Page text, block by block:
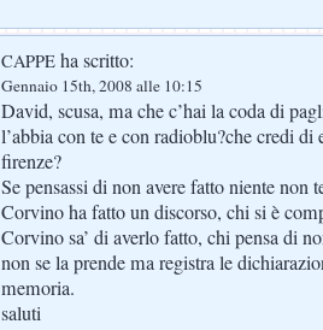
CAPPE ha scritto:
Gennaio 15th, 2008 alle 10:15
David, scusa, ma che c’hai la coda di
l’abbia con te e con radioblu?che credi di
firenze?
Se pensassi di non avere fatto niente non
Corvino ha fatto un discorso, chi si è
Corvino sa’ di averlo fatto, chi pensa di
non se la prende ma registra le
memoria.
saluti